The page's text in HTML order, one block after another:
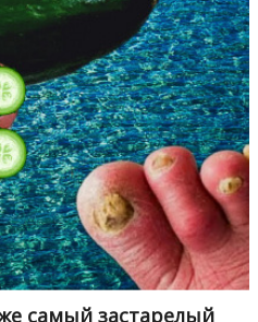
самый застарелый